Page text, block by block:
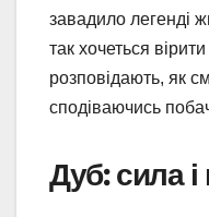
завадило легенді
так хочеться
розповідають, як
сподіваючись
Дуб: сила і